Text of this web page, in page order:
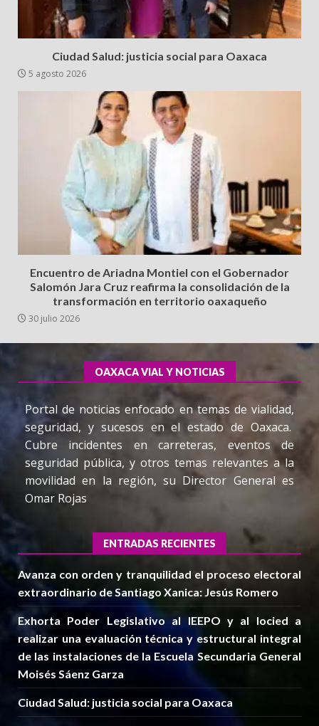
Ciudad Salud: justicia social para Oaxaca
5 agosto 2026
Encuentro de Ariadna Montiel con el Gobernador
Salomón Jara Cruz reafirma la consolidación de la
transformación en territorio oaxaqueño
30 julio 2026
OAXACA VIAL Y NOTICIAS
Portal de noticias enfocado en temas de vialidad,
seguridad, y sucesos en el estado de Oaxaca.
Cubre incidentes en carreteras, eventos de
seguridad pública, y otros temas relevantes a la
movilidad en la región, su Director General es
Omar Rojas
ENTRADAS RECIENTES
Avanza con orden y tranquilidad el proceso electoral
extraordinario de Santiago Xanica: Jesús Romero
Exhorta Poder Legislativo al IEEPO y al Iocied a
realizar una evaluación técnica y estructural integral
de las instalaciones de la Escuela Secundaria General
Moisés Sáenz Garza
Ciudad Salud: justicia social para Oaxaca